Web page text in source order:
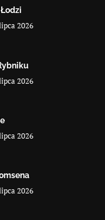
2026
2026
2026
2026